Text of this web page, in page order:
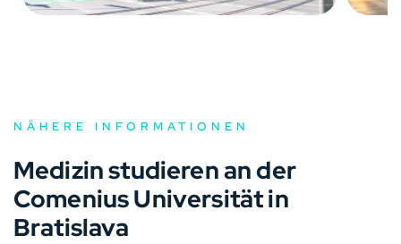
NÄHERE INFORMATIONEN
Medizin studieren an der
Comenius Universität in
Bratislava